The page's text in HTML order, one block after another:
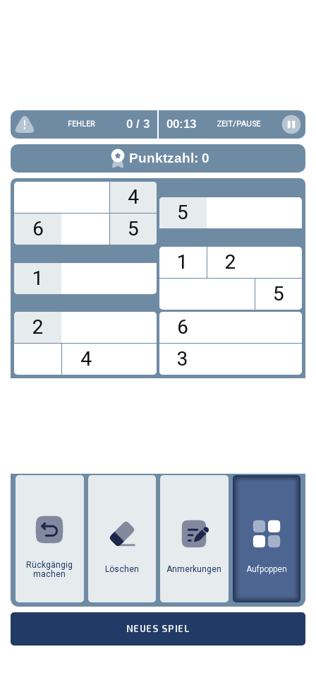
FEHLER 0/ 3 00:14 ZEIT/PAUSE
Punktzahl: 0
4
6
5
5
1
1
2
5
2
4
6
3
Rückgängig
machen
Löschen Anmerkungen Aufpoppen
NEUES SPIEL